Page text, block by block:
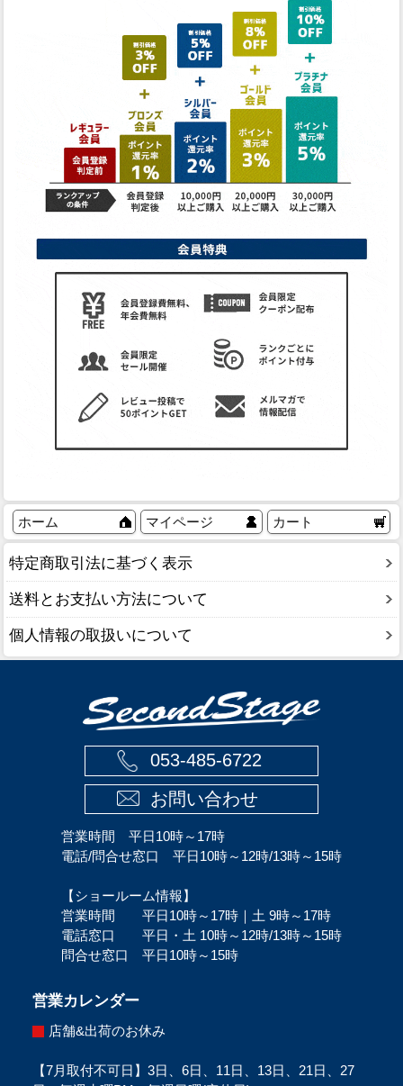
ホーム マイページ カート
特定商取引法に基づく表示
送料とお支払い方法について
個人情報の取扱いについて
053-485-6722
お問い合わせ
営業時間 平日10時～17時
電話/問合せ窓口 平日10時～12時/13時～15時
【ショールーム情報】
営業時間 平日10時～17時｜土 9時～17時
電話窓口 平日・土 10時～12時/13時～15時
問合せ窓口 平日10時～15時
営業カレンダー
店舗&出荷のお休み
【7月取付不可日】3日、6日、11日、13日、21日、27